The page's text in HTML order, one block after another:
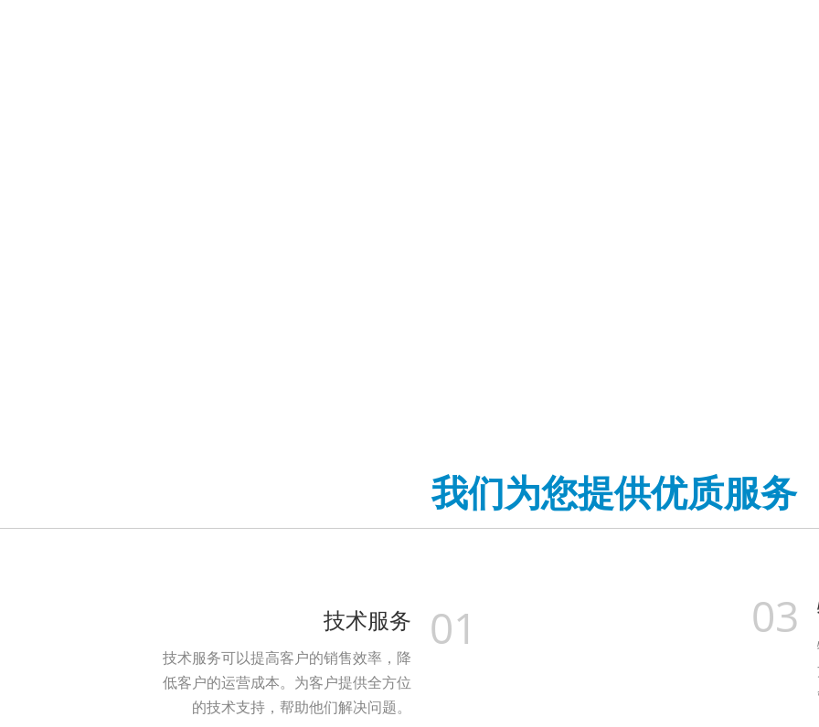
我们为您提供优质服务
01
技术服务
技术服务可以提高客户的销售效率，降
低客户的运营成本。为客户提供全方位
的技术支持，帮助他们解决问题。
03